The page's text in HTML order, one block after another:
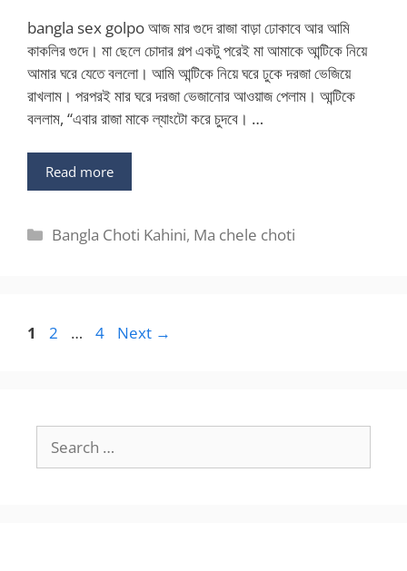
bangla sex golpo আজ মার গুদে রাজা বাড়া ঢোকাবে আর আমি
কাকলির গুদে। মা ছেলে চোদার গল্প একটু পরেই মা আমাকে আন্টিকে নিয়ে
আমার ঘরে যেতে বললো। আমি আন্টিকে নিয়ে ঘরে ঢুকে দরজা ভেজিয়ে
রাখলাম। পরপরই মার ঘরে দরজা ভেজানোর আওয়াজ পেলাম। আন্টিকে
বললাম, “এবার রাজা মাকে ল্যাংটো করে চুদবে। …
Read more
Categories
Bangla Choti Kahini, Ma chele choti
Page
1 Page
2 … Page
4 Next →
for: